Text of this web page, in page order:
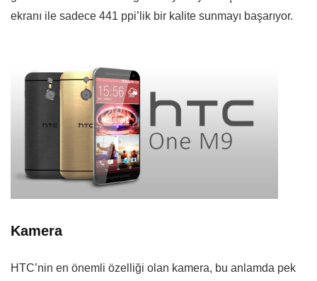
ekranı ile sadece 441 ppi’lik bir kalite sunmayı başarıyor.
Kamera
HTC’nin en önemli özelliği olan kamera, bu anlamda pek